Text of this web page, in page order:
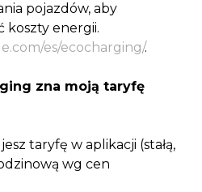
pojazdów, aby
koszty energii.
es/ecocharging/.
zna moją taryfę
taryfę w aplikacji (stałą,
wg cen